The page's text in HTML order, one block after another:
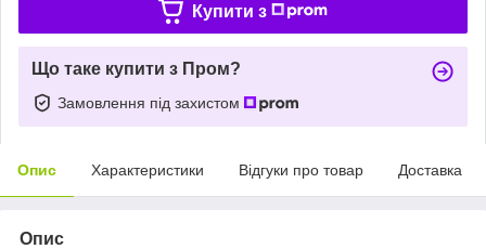
Купити з
Що таке купити з Пром?
Замовлення під захистом
Опис Характеристики Відгуки про товар Доставка
Опис